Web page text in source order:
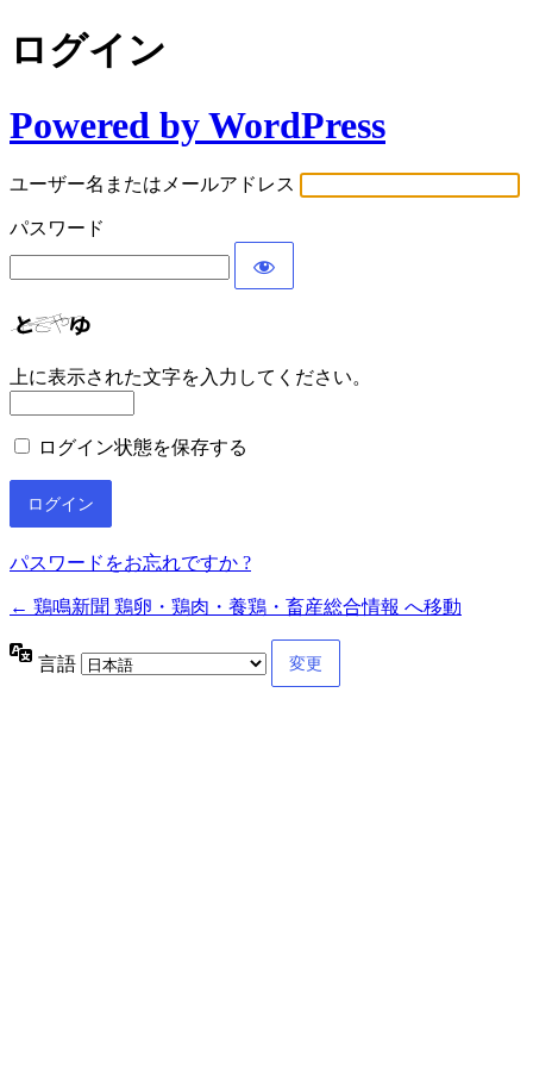
ログイン
Powered by WordPress
ユーザー名またはメールアドレス
パスワード
上に表示された文字を入力してください。
ログイン状態を保存する
パスワードをお忘れですか ?
← 鶏鳴新聞 鶏卵・鶏肉・養鶏・畜産総合情報 へ移動
言語